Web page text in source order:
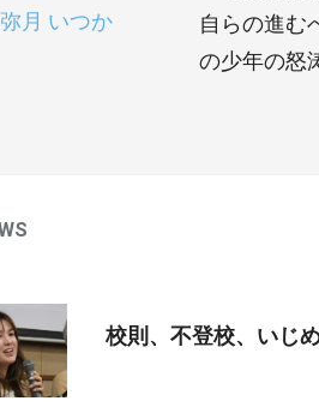
月 いつか
自らの進む
の少年の怒
校則、不登校、いじ